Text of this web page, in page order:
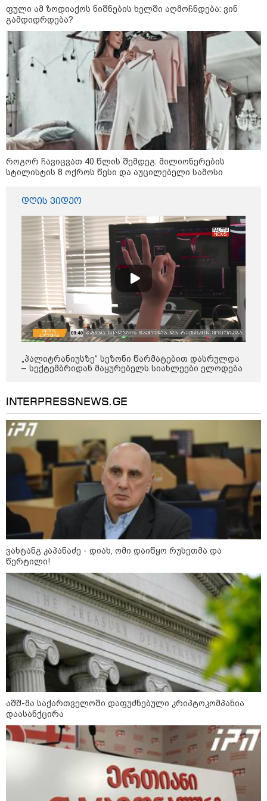
მორიგი თავდასხმა Wildberries-
თავდასხმის შემდეგ, ტულას
ოლქში მდებარე საწყობში
ხანძარია
09:12 / 05-08-2026
14 გარდაცვლილი, 22
დაშავებული, მასშტაბური
ხანძარი - რუსეთმა კიევზე
იერიში ბალისტიკური
რაკეტებით მიიტანა
14:13 / 04-08-2026
ცნობილი
კატეგორიის ყველა სიახლე
კატეგორიები
8
აგვისტო
დღის ზოგადი
პროგნოზი
8 აგვისტო ახალ შთაგონებასა და ემოციურ სიახლოვეს
მოიტანს. გაიზრდება ინტერესი შემოქმედებითი საქმიანობისა
და კულტურული ღონისძიებების მიმართ. საღამო
განსაკუთრებით ხელსაყრელია საყვარელ ადამიანებთან
დროის გასატარებლად და თბილი, გულახდილი
აგვისტო აგარაკზე: ეს 5 საქმე
უნდა მოასწროთ შემოდგომის
დადგომამდე
ფული ამ ზოდიაქოს ნიშნების ხელში აღმოჩნდება: ვინ
გამდიდრდება?
როგორ ჩავიცვათ 40 წლის შემდეგ: მილიონერების
სტილისტის 8 ოქროს წესი და აუცილებელი სამოსი
დღის ვიდეო
„პალიტრანიუსზე“ სეზონი წარმატებით დასრულდა
– სექტემბრიდან მაყურებელს სიახლეები ელოდება
INTERPRESSNEWS.GE
ვახტანგ კაპანაძე - დიახ, ომი დაიწყო რუსეთმა და
წერტილი!
აშშ-მა საქართველოში დაფუძნებული კრიპტოკომპანია
დაასანქცირა